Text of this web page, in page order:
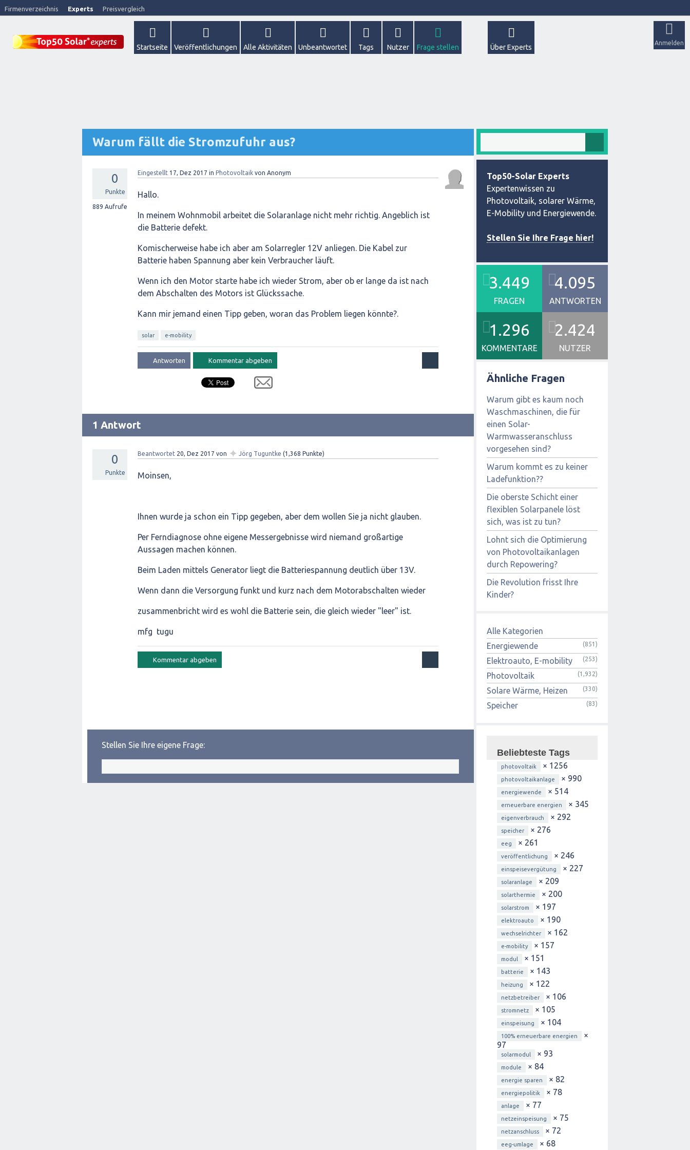
Firmenverzeichnis Experts Preisvergleich
Anmelden
Startseite Veröffentlichungen Alle Aktivitäten Unbeantwortet Tags Nutzer Frage stellen Über Experts
Warum fällt die Stromzufuhr aus?
0
Punkte
889 Aufrufe
Eingestellt 17, Dez 2017 in Photovoltaik von Anonym
Hallo.
In meinem Wohnmobil arbeitet die Solaranlage nicht mehr richtig. Angeblich ist
die Batterie defekt.
Komischerweise habe ich aber am Solarregler 12V anliegen. Die Kabel zur
Batterie haben Spannung aber kein Verbraucher läuft.
Wenn ich den Motor starte habe ich wieder Strom, aber ob er lange da ist nach
dem Abschalten des Motors ist Glückssache.
Kann mir jemand einen Tipp geben, woran das Problem liegen könnte?.
solar e-mobility
1 Antwort
0
Punkte
Beantwortet 20, Dez 2017 von ✦ Jörg Tuguntke (1,368 Punkte)
Moinsen,
Ihnen wurde ja schon ein Tipp gegeben, aber dem wollen Sie ja nicht glauben.
Per Ferndiagnose ohne eigene Messergebnisse wird niemand großartige
Aussagen machen können.
Beim Laden mittels Generator liegt die Batteriespannung deutlich über 13V.
Wenn dann die Versorgung funkt und kurz nach dem Motorabschalten wieder
zusammenbricht wird es wohl die Batterie sein, die gleich wieder "leer" ist.
mfg tugu
Stellen Sie Ihre eigene Frage:
Top50-Solar Experts
Expertenwissen zu
Photovoltaik, solarer Wärme,
E-Mobility und Energiewende.
Stellen Sie Ihre Frage hier!
3.449
FRAGEN
4.095
ANTWORTEN
1.296
KOMMENTARE
2.424
NUTZER
Ähnliche Fragen
Warum gibt es kaum noch
Waschmaschinen, die für
einen Solar-
Warmwasseranschluss
vorgesehen sind?
Warum kommt es zu keiner
Ladefunktion??
Die oberste Schicht einer
flexiblen Solarpanele löst
sich, was ist zu tun?
Lohnt sich die Optimierung
von Photovoltaikanlagen
durch Repowering?
Die Revolution frisst Ihre
Kinder?
Alle Kategorien
Energiewende
(851)
Elektroauto, E-mobility (253)
Photovoltaik (1,932)
Solare Wärme, Heizen (330)
Speicher (83)
Beliebteste Tags
photovoltaik × 1256
photovoltaikanlage × 990
energiewende × 514
erneuerbare energien × 345
eigenverbrauch × 292
speicher × 276
eeg × 261
veröffentlichung × 246
einspeisevergütung × 227
solaranlage × 209
solarthermie × 200
solarstrom × 197
elektroauto × 190
wechselrichter × 162
e-mobility × 157
modul × 151
batterie × 143
heizung × 122
netzbetreiber × 106
stromnetz × 105
einspeisung × 104
100% erneuerbare energien
×
97
solarmodul × 93
module × 84
energie sparen × 82
energiepolitik × 78
anlage × 77
netzeinspeisung × 75
netzanschluss × 72
eeg-umlage × 68